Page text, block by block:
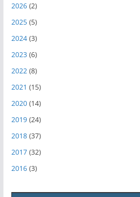
2026(2)
2025(5)
2024(3)
2023 (6)
2022 (8)
2021 (15)
2020(14)
2019(24)
2018(37)
2017(32)
2016(3)